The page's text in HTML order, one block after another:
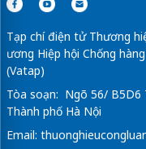
Tạp chí điện tử Thương
ương Hiệp hội Chống
(Vatap)
Tòa soạn: Ngõ 56/ B5D6
Thành phố Hà Nội
Email: